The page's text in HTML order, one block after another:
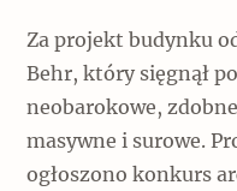
Za projekt budynku
Behr, który sięgnął
neobarokowe,
masywne i surowe.
ogłoszono konkurs